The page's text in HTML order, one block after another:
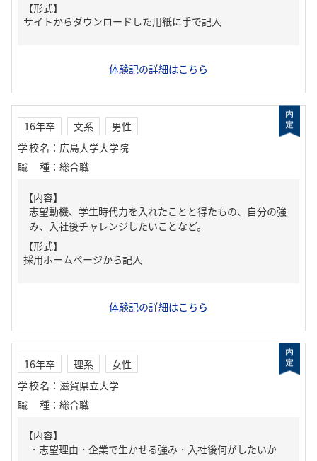
【形式】
サイトからダウンロードした用紙に手で記入
体験記の詳細はこちら
16年卒 文系
男性
学校名 ： 広島大学大学院
職種 ： 総合職
【内容】
志望動機、学生時代力を入れたことと得たもの、自分の強
み、入社後チャレンジしたいことなど。
【形式】
採用ホームページから記入
体験記の詳細はこちら
16年卒 理系
女性
学校名 ： 滋賀県立大学
職種 ： 総合職
【内容】
・志望理由・企業で生かせる強み・入社後何がしたいか